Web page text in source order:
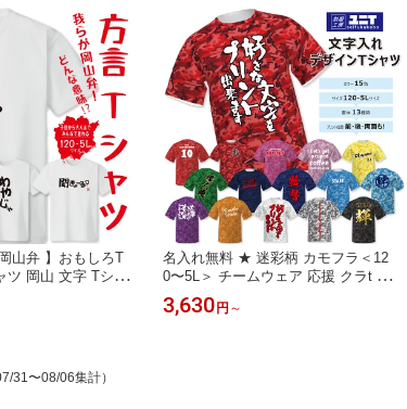
山弁 】おもしろT
ツ 岡山 文字 Tシャ
地 話題 ネタ 日本語
くせ プリントT
名入れ無料 ★ 迷彩柄 カモフラ＜12
0〜5L＞ チームウェア 応援 クラt 部
活t 練習着 記念品 キッズ レディース
メンズ スタッフ イベント 体育祭 文
3,630円 ～
31〜08/06集計）